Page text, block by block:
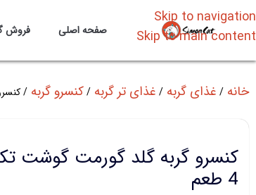
Skip to navigation
Skip to main content
صفحه اصلی فروش
خانه غذای گربه غذای تر گربه کنسرو گربه
کنسرو گربه گلد گورمت گوشت
4 طعم